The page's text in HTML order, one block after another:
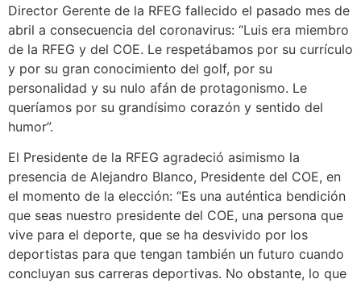
Director Gerente de la RFEG fallecido el pasado mes de
abril a consecuencia del coronavirus: “Luis era miembro
de la RFEG y del COE. Le respetábamos por su currículo
y por su gran conocimiento del golf, por su
personalidad y su nulo afán de protagonismo. Le
queríamos por su grandísimo corazón y sentido del
humor”.
El Presidente de la RFEG agradeció asimismo la
presencia de Alejandro Blanco, Presidente del COE, en
el momento de la elección: “Es una auténtica bendición
que seas nuestro presidente del COE, una persona que
vive para el deporte, que se ha desvivido por los
deportistas para que tengan también un futuro cuando
concluyan sus carreras deportivas. No obstante, lo que